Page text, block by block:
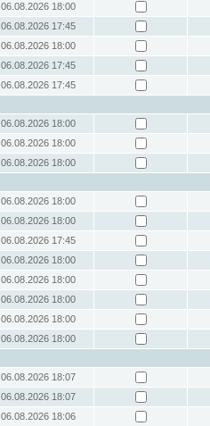
06.08.2026 18:00
06.08.2026 17:45
06.08.2026 18:00
06.08.2026 17:45
06.08.2026 17:45
06.08.2026 18:00
06.08.2026 18:00
06.08.2026 18:00
06.08.2026 18:00
06.08.2026 18:00
06.08.2026 17:45
06.08.2026 18:00
06.08.2026 18:00
06.08.2026 18:00
06.08.2026 18:00
06.08.2026 18:00
06.08.2026 18:07
06.08.2026 18:07
06.08.2026 18:06